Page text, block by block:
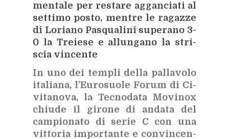
men­ta­le per re­sta­re ag­gan­cia­ti al
set­ti­mo po­sto, men­tre le ra­gaz­ze
di Lo­ria­no Pa­squa­li­ni su­pe­ra­no 3-
0 la Treie­se e al­lun­ga­no la stri­
scia vin­cen­te
In uno dei tem­pli del­la pal­la­vo­lo
ita­lia­na, l’Eu­ro­suo­le Fo­rum di Ci­
vi­ta­no­va, la Tec­no­da­ta Mo­vi­nox
chiu­de il gi­ro­ne di an­da­ta del
cam­pio­na­to di se­rie C con una
vit­to­ria im­por­tan­te e con­vin­cen­